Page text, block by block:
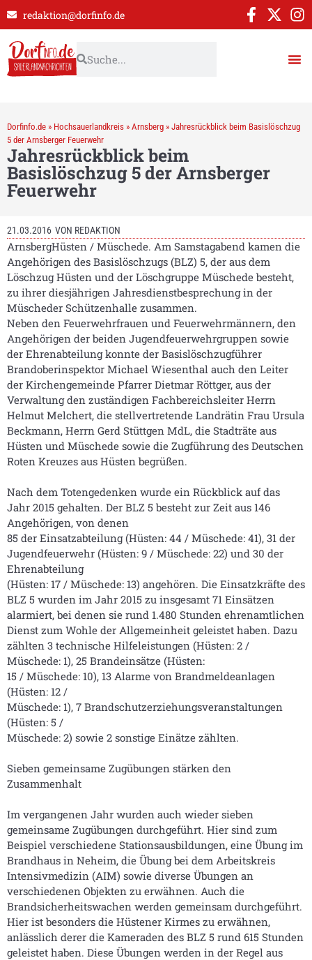
redaktion@dorfinfo.de
Dorfinfo.de » Hochsauerlandkreis » Arnsberg » Jahresrückblick beim Basislöschzug
5 der Arnsberger Feuerwehr
Jahresrückblick beim
Basislöschzug 5 der Arnsberger
Feuerwehr
21.03.2016 VON REDAKTION
ArnsbergHüsten / Müschede. Am Samstagabend kamen die
Angehörigen des Basislöschzugs (BLZ) 5, der aus dem
Löschzug Hüsten und der Löschgruppe Müschede besteht,
zu ihrer diesjährigen Jahresdienstbesprechung in der
Müscheder Schützenhalle zusammen.
Neben den Feuerwehrfrauen und Feuerwehrmännern, den
Angehörigen der beiden Jugendfeuerwehrgruppen sowie
der Ehrenabteilung konnte der Basislöschzugführer
Brandoberinspektor Michael Wiesenthal auch den Leiter
der Kirchengemeinde Pfarrer Dietmar Röttger, aus der
Verwaltung den zuständigen Fachbereichsleiter Herrn
Helmut Melchert, die stellvertretende Landrätin Frau Ursula
Beckmann, Herrn Gerd Stüttgen MdL, die Stadträte aus
Hüsten und Müschede sowie die Zugführung des Deutschen
Roten Kreuzes aus Hüsten begrüßen.
Nach dem Totengedenken wurde ein Rückblick auf das
Jahr 2015 gehalten. Der BLZ 5 besteht zur Zeit aus 146
Angehörigen, von denen
85 der Einsatzabteilung (Hüsten: 44 / Müschede: 41), 31 der
Jugendfeuerwehr (Hüsten: 9 / Müschede: 22) und 30 der
Ehrenabteilung
(Hüsten: 17 / Müschede: 13) angehören. Die Einsatzkräfte des
BLZ 5 wurden im Jahr 2015 zu insgesamt 71 Einsätzen
alarmiert, bei denen sie rund 1.480 Stunden ehrenamtlichen
Dienst zum Wohle der Allgemeinheit geleistet haben. Dazu
zählten 3 technische Hilfeleistungen (Hüsten: 2 /
Müschede: 1), 25 Brandeinsätze (Hüsten:
15 / Müschede: 10), 13 Alarme von Brandmeldeanlagen
(Hüsten: 12 /
Müschede: 1), 7 Brandschutzerziehungsveranstaltungen
(Hüsten: 5 /
Müschede: 2) sowie 2 sonstige Einätze zählten.
Sieben gemeinsame Zugübungen stärken den
Zusammenhalt
Im vergangenen Jahr wurden auch wieder sieben
gemeinsame Zugübungen durchgeführt. Hier sind zum
Beispiel verschiedene Stationsausbildungen, eine Übung im
Brandhaus in Neheim, die Übung bei dem Arbeitskreis
Intensivmedizin (AIM) sowie diverse Übungen an
verschiedenen Objekten zu erwähnen. Auch die
Brandsicherheitswachen werden gemeinsam durchgeführt.
Hier ist besonders die Hüstener Kirmes zu erwähnen,
anlässlich derer die Kameraden des BLZ 5 rund 615 Stunden
geleistet haben. Diese Übungen werden in der Regel aus